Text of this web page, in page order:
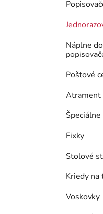
Náplne
Poštové
Atrament
Špeciálne
Fixky
Stolové
Kriedy na
Voskovky